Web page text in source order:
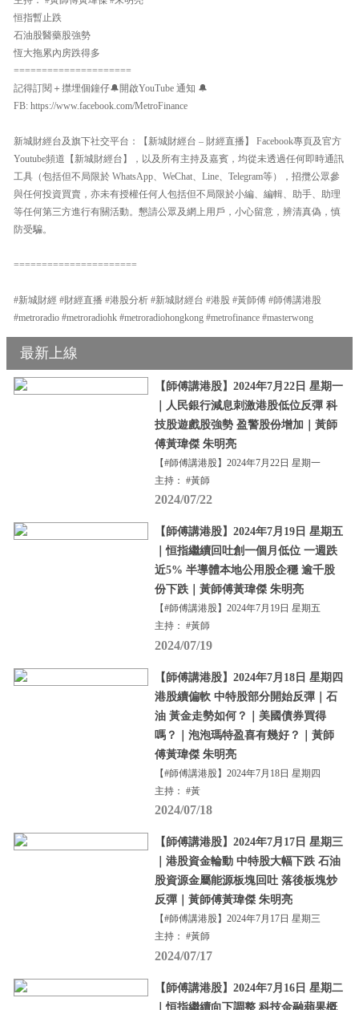
恒指暫止跌
石油股醫藥股強勢
恆大拖累內房跌得多
=====================
記得訂閱＋㩒埋個鐘仔🔔開啟YouTube 通知 🔔
FB: https://www.facebook.com/MetroFinance
新城財經台及旗下社交平台：【新城財經台 – 財經直播】 Facebook專頁及官方
Youtube頻道【新城財經台】，以及所有主持及嘉賓，均從未透過任何即時通訊
工具（包括但不局限於 WhatsApp、WeChat、Line、Telegram等），招攬公眾參
與任何投資買賣，亦未有授權任何人包括但不局限於小編、編輯、助手、助理
等任何第三方進行有關活動。懇請公眾及網上用戶，小心留意，辨清真偽，慎
防受騙。
======================
#新城財經 #財經直播 #港股分析 #新城財經台 #港股 #黃師傅 #師傅講港股
#metroradio #metroradiohk #metroradiohongkong #metrofinance #masterwong
最新上線
【師傅講港股】2024年7月22日 星期一
｜人民銀行減息刺激港股低位反彈 科
技股遊戲股強勢 盈警股份增加｜黃師
傅黃瑋傑 朱明亮
【#師傅講港股】2024年7月22日 星期一
主持： #黃師
2024/07/22
【師傅講港股】2024年7月19日 星期五
｜恒指繼續回吐創一個月低位 一週跌
近5% 半導體本地公用股企穩 逾千股
份下跌｜黃師傅黃瑋傑 朱明亮
【#師傅講港股】2024年7月19日 星期五
主持： #黃師
2024/07/19
【師傅講港股】2024年7月18日 星期四
港股續偏軟 中特股部分開始反彈｜石
油 黃金走勢如何？｜美國債券買得
嗎？｜泡泡瑪特盈喜有幾好？｜黃師
傅黃瑋傑 朱明亮
【#師傅講港股】2024年7月18日 星期四
主持： #黃
2024/07/18
【師傅講港股】2024年7月17日 星期三
｜港股資金輪動 中特股大幅下跌 石油
股資源金屬能源板塊回吐 落後板塊炒
反彈｜黃師傅黃瑋傑 朱明亮
【#師傅講港股】2024年7月17日 星期三
主持： #黃師
2024/07/17
【師傅講港股】2024年7月16日 星期二
｜恒指繼續向下調整 科技金融蘋果概